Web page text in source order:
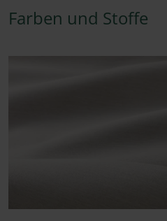
Farben und Stoffe